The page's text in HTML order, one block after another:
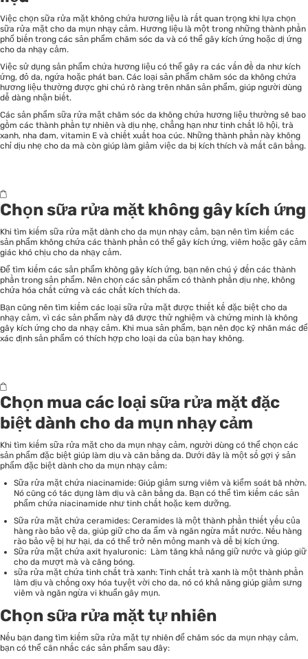
Việc chọn sữa rửa mặt không chứa hương liệu là rất quan trọng khi lựa chọn
sữa rửa mặt cho da mụn nhạy cảm. Hương liệu là một trong những thành phần
phổ biến trong các sản phẩm chăm sóc da và có thể gây kích ứng hoặc dị ứng
cho da nhạy cảm.
Việc sử dụng sản phẩm chứa hương liệu có thể gây ra các vấn đề da như kích
ứng, đỏ da, ngứa hoặc phát ban. Các loại sản phẩm chăm sóc da không chứa
hương liệu thường được ghi chú rõ ràng trên nhãn sản phẩm, giúp người dùng
dễ dàng nhận biết.
Các sản phẩm sữa rửa mặt chăm sóc da không chứa hương liệu thường sẽ bao
gồm các thành phần tự nhiên và dịu nhẹ, chẳng hạn như tinh chất lô hội, trà
xanh, nha đam, vitamin E và chiết xuất hoa cúc. Những thành phần này không
chỉ dịu nhẹ cho da mà còn giúp làm giảm việc da bị kích thích và mất cân bằng.
Chọn sữa rửa mặt không gây kích ứng
Khi tìm kiếm sữa rửa mặt dành cho da mụn nhạy cảm, bạn nên tìm kiếm các
sản phẩm không chứa các thành phần có thể gây kích ứng, viêm hoặc gây cảm
giác khó chịu cho da nhạy cảm.
Để tìm kiếm các sản phẩm không gây kích ứng, bạn nên chú ý đến các thành
phần trong sản phẩm. Nên chọn các sản phẩm có thành phần dịu nhẹ, không
chứa hóa chất cứng và các chất kích thích da.
Bạn cũng nên tìm kiếm các loại sữa rửa mặt được thiết kế đặc biệt cho da
nhạy cảm, vì các sản phẩm này đã được thử nghiệm và chứng minh là không
gây kích ứng cho da nhạy cảm. Khi mua sản phẩm, bạn nên đọc kỹ nhãn mác để
xác định sản phẩm có thích hợp cho loại da của bạn hay không.
Chọn mua các loại sữa rửa mặt đặc
biệt dành cho da mụn nhạy cảm
Khi tìm kiếm sữa rửa mặt cho da mụn nhạy cảm, người dùng có thể chọn các
sản phẩm đặc biệt giúp làm dịu và cân bằng da. Dưới đây là một số gợi ý sản
phẩm đặc biệt dành cho da mụn nhạy cảm:
Sữa rửa mặt chứa niacinamide: Giúp giảm sưng viêm và kiểm soát bã nhờn.
Nó cũng có tác dụng làm dịu và cân bằng da. Bạn có thể tìm kiếm các sản
phẩm chứa niacinamide như tinh chất hoặc kem dưỡng.
Sữa rửa mặt chứa ceramides: Ceramides là một thành phần thiết yếu của
hàng rào bảo vệ da, giúp giữ cho da ẩm và ngăn ngừa mất nước. Nếu hàng
rào bảo vệ bị hư hại, da có thể trở nên mỏng manh và dễ bị kích ứng.
Sữa rửa mặt chứa axit hyaluronic: Làm tăng khả năng giữ nước và giúp giữ
cho da mượt mà và căng bóng.
sữa rửa mặt chứa tinh chất trà xanh: Tinh chất trà xanh là một thành phần
làm dịu và chống oxy hóa tuyệt vời cho da, nó có khả năng giúp giảm sưng
viêm và ngăn ngừa vi khuẩn gây mụn.
Chọn sữa rửa mặt tự nhiên
Nếu bạn đang tìm kiếm sữa rửa mặt tự nhiên để chăm sóc da mụn nhạy cảm,
bạn có thể cân nhắc các sản phẩm sau đây: